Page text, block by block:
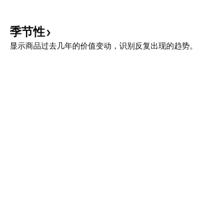
季节性
显示商品过去几年的价值变动，识别反复出现的趋势。